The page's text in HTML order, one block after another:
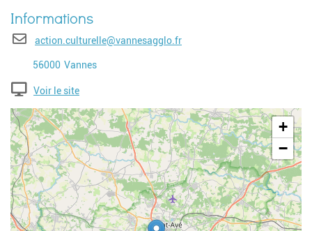
E-mailaction.culturelle@vannesagglo.fr
Code postal
56000 Ville
Vannes
Voir le site
Geolocalisation
+
−